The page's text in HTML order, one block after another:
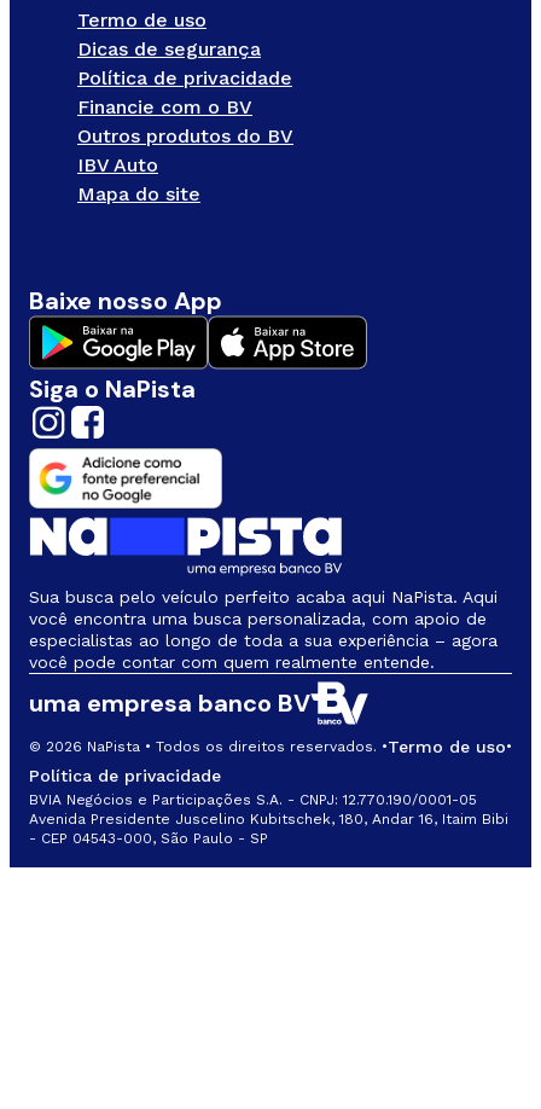
Termo de uso
Dicas de segurança
Política de privacidade
Financie com o BV
Outros produtos do BV
IBV Auto
Mapa do site
Baixe nosso App
Siga o NaPista
Sua busca pelo veículo perfeito acaba aqui NaPista. Aqui
você encontra uma busca personalizada, com apoio de
especialistas ao longo de toda a sua experiência – agora
você pode contar com quem realmente entende.
© 2026 NaPista • Todos os direitos reservados. •Termo de uso•
Política de privacidade
BVIA Negócios e Participações S.A. - CNPJ: 12.770.190/0001-05
Avenida Presidente Juscelino Kubitschek, 180, Andar 16, Itaim Bibi
- CEP 04543-000, São Paulo - SP
uma empresa banco BV